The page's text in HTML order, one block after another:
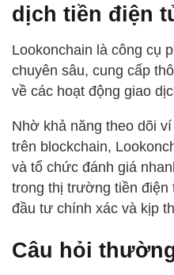
dịch tiền điện
Lookonchain là công cụ
chuyên sâu, cung cấp
về các hoạt động giao
Nhờ khả năng theo dõi
trên blockchain,
và tổ chức đánh giá
trong thị trường tiền
đầu tư chính xác và kịp
Câu hỏi